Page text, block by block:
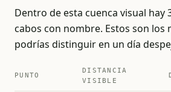
Dentro de esta cuenca visual hay
cabos con nombre. Estos son los
podrías distinguir en un día
PUNTO
DISTANCIA
VISIBLE